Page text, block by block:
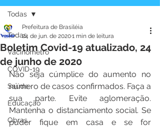
Todas
Vacinômetro
COVID-19
Saúde
Educação
Obras
Todas
Boletim Covid-19 atualizado, 24
de junho de 2020
Prefeitura de Brasiléia
24 de jun. de 20201 min de leitura
Não seja cúmplice do aumento no
número de casos confirmados. Faça a
sua parte. Evite aglomeração.
Mantenha o distanciamento social. Se
puder fique em casa e se for